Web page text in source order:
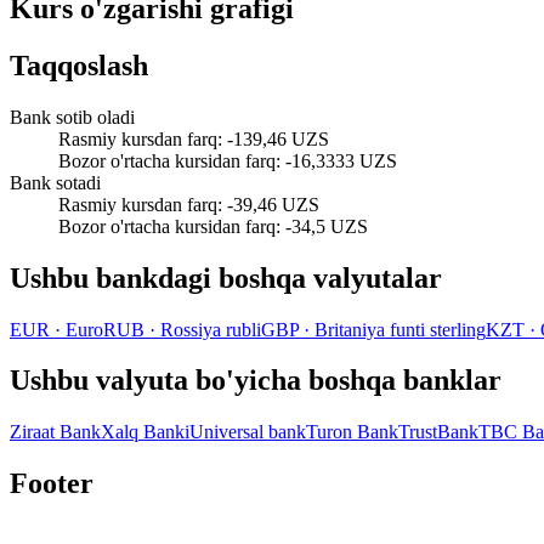
Kurs o'zgarishi grafigi
Taqqoslash
Bank sotib oladi
Rasmiy kursdan farq: -139,46 UZS
Bozor o'rtacha kursidan farq: -16,3333 UZS
Bank sotadi
Rasmiy kursdan farq: -39,46 UZS
Bozor o'rtacha kursidan farq: -34,5 UZS
Ushbu bankdagi boshqa valyutalar
EUR · EuroRUB · Rossiya rubliGBP· Britaniya funti sterlingKZT ·
Ushbu valyuta bo'yicha boshqa banklar
Ziraat BankXalq BankiUniversal bankTuron BankTrustBankTBC
Footer